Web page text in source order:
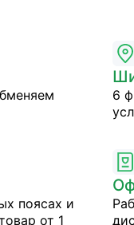
6
поясах и
от 1